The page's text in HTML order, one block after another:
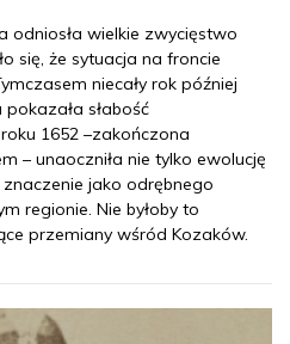
odniosła wielkie zwycięstwo
się, że sytuacja na froncie
niecały rok później
słabość
1652 –zakończona
– unaoczniła nie tylko ewolucję
jako odrębnego
regionie. Nie byłoby to
przemiany wśród Kozaków.